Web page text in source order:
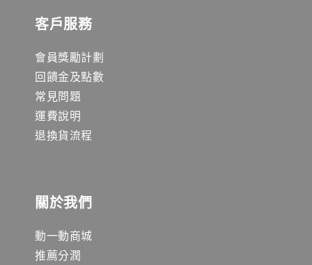
客戶服務
會員獎勵計劃
回饋金及點數
常見問題
運費說明
退換貨流程
關於我們
動一動商城
推薦分潤